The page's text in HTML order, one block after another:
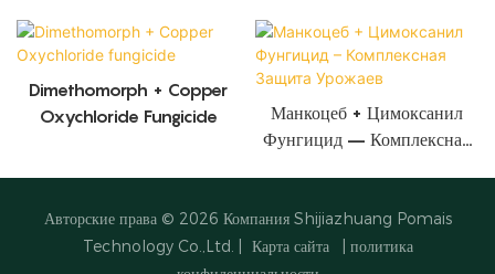
Dimethomorph + Copper
Oxychloride Fungicide
Манкоцеб + Цимоксанил
Фунгицид – Комплексная
Авторские права © 2026 Компания Shijiazhuang Pomais
Technology Co.,Ltd.
Карта сайта
политика